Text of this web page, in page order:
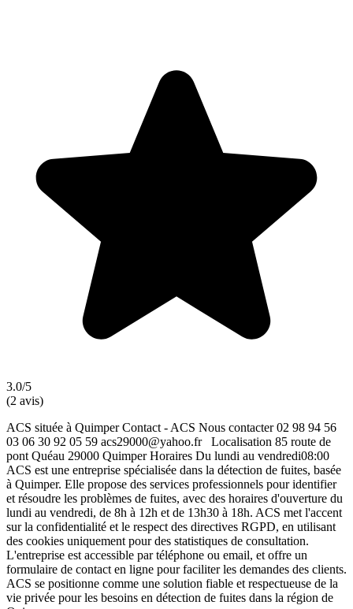
3.0/5
(2 avis)
ACS située à Quimper Contact - ACS Nous contacter 02 98 94 56
03 06 30 92 05 59 acs29000@yahoo.fr Localisation 85 route de
pont Quéau 29000 Quimper Horaires Du lundi au vendredi08:00
ACS est une entreprise spécialisée dans la détection de fuites, basée
à Quimper. Elle propose des services professionnels pour identifier
et résoudre les problèmes de fuites, avec des horaires d'ouverture du
lundi au vendredi, de 8h à 12h et de 13h30 à 18h. ACS met l'accent
sur la confidentialité et le respect des directives RGPD, en utilisant
des cookies uniquement pour des statistiques de consultation.
L'entreprise est accessible par téléphone ou email, et offre un
formulaire de contact en ligne pour faciliter les demandes des clients.
ACS se positionne comme une solution fiable et respectueuse de la
vie privée pour les besoins en détection de fuites dans la région de